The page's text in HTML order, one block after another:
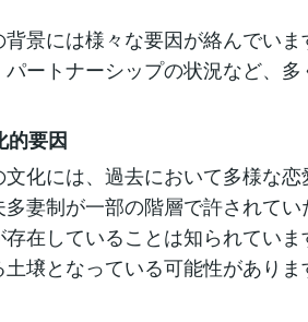
背景には様々な要因が絡んでい
ートナーシップの状況など、多
的要因
文化には、過去において多様な
多妻制が一部の階層で許されて
存在していることは知られてい
壌となっている可能性がありま